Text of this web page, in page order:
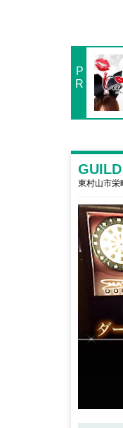
P
R
GUILD
東村山市栄